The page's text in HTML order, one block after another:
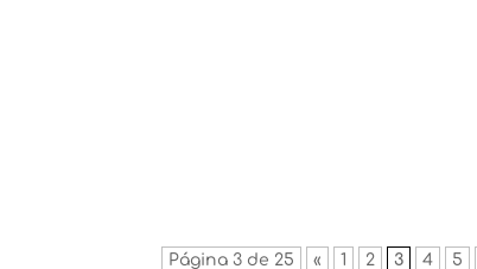
Página 3 de 25 « 1 2 3 4 5